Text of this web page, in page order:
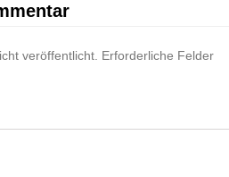
veröffentlicht. Erforderliche Felder